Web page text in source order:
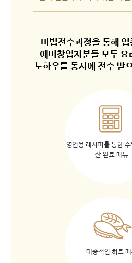
비법전수과정을 통해
예비창업자분들 모두 요
노하우를 동시에 전수 받
영업용 레시피를 통한 수
산 완료 메뉴
대중적인 히트